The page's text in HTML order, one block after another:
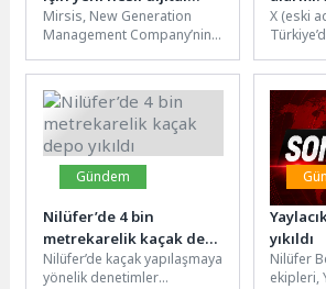
sigorta platformu:
“TurkiCore”
Mirsis, New Generation
Management Company’nin
bölgesel koordinasyon
liderliğinde, Türk
Cumhuriyetleri’ndeki
sigorta...
haftada
X (eski
artışla
Gündem
Nilüfer’de 4 bin
metrekarelik kaçak depo
yıkıldı
Nilüfer’de kaçak yapılaşmaya
yönelik denetimler
yıkıldı
Nilüfer
ekipleri,